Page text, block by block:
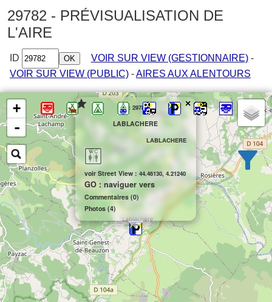
29782 - PRÉVISUALISATION DE
L'AIRE
ID VOIR SUR VIEW (GESTIONNAIRE)-
VOIR SUR VIEW (PUBLIC) -AIRES AUX ALENTOURS
Afficher par pays
et régions/dép.
Afficher par rayon :
km
Prix
Gratuit
Tous
Réductions
ACSI
FFCC
Ouvert
A l'année
Tous
×
id: 29782
LABLACHERE
LABLACHERE
voir Street View :44.46130, 4.21240
GO : naviguer vers
Commentaires (0)
Photos (4)
+
-